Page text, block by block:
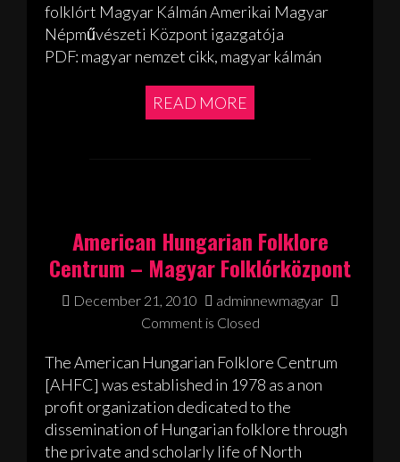
folklórt Magyar Kálmán Amerikai Magyar
Népművészeti Központ igazgatója
PDF: magyar nemzet cikk, magyar kálmán
READ MORE
American Hungarian Folklore
Centrum – Magyar Folklórközpont
December 21, 2010
adminnewmagyar
Comment is Closed
The American Hungarian Folklore Centrum
[AHFC] was established in 1978 as a non
profit organization dedicated to the
dissemination of Hungarian folklore through
the private and scholarly life of North